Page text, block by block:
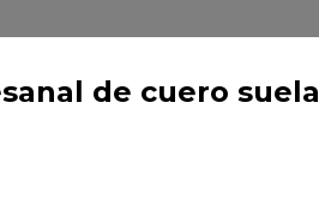
de cuero suela